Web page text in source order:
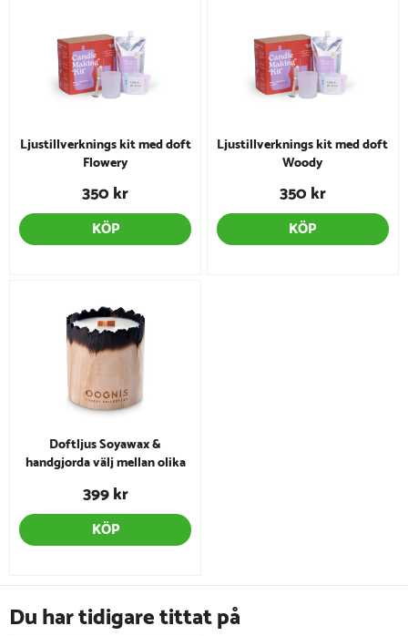
Ljustillverknings kit med doft
Flowery
350 kr
KÖP
Ljustillverknings kit med doft
Woody
350 kr
KÖP
Doftljus Soyawax &
handgjorda välj mellan olika
399 kr
KÖP
Du har tidigare tittat på